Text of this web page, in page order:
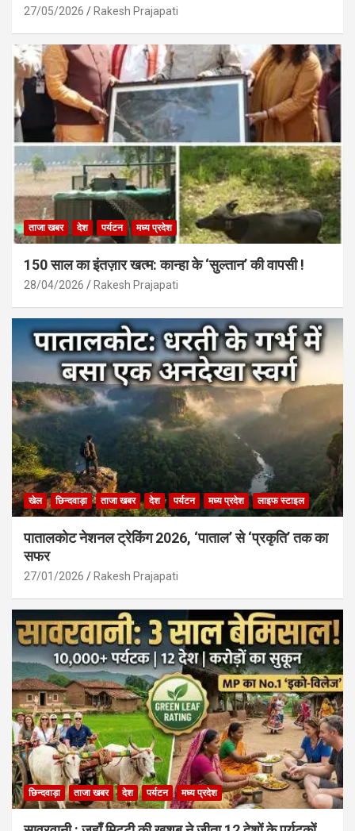
27/05/2026 Rakesh Prajapati
ताजा खबर देश पर्यटन मध्य प्रदेश
150 साल का इंतज़ार खत्म: कान्हा के ‘सुल्तान’ की वापसी !
28/04/2026 Rakesh Prajapati
खेल छिन्दवाड़ा ताजा खबर देश पर्यटन मध्य प्रदेश लाइफ स्टाइल
पातालकोट नेशनल ट्रेकिंग 2026, ‘पाताल’ से ‘प्रकृति’ तक का
सफर
27/01/2026 Rakesh Prajapati
छिन्दवाड़ा ताजा खबर देश पर्यटन मध्य प्रदेश